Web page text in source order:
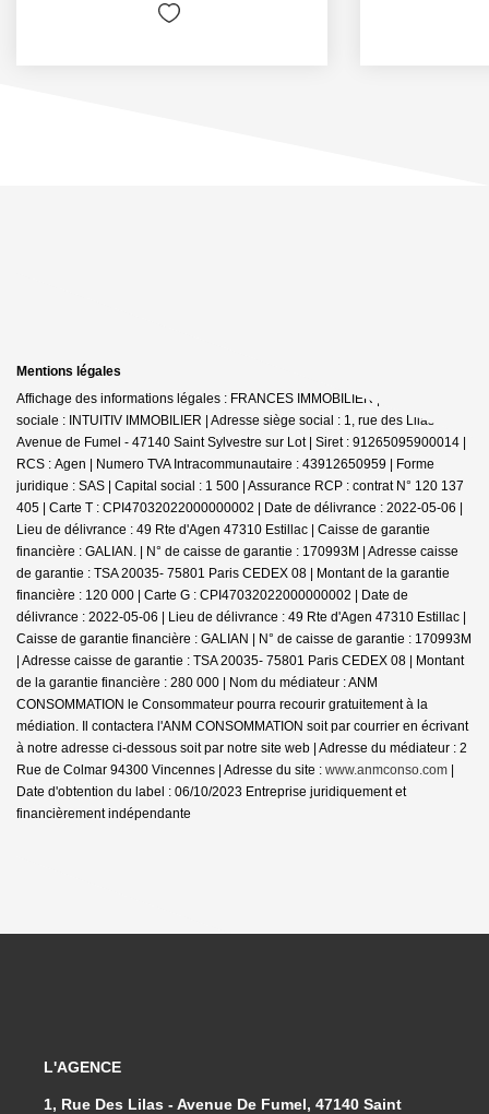
Mentions légales
Affichage des informations légales : FRANCES IMMOBILIER | Raison
sociale : INTUITIV IMMOBILIER | Adresse siège social : 1, rue des Lilas -
Avenue de Fumel - 47140 Saint Sylvestre sur Lot | Siret : 91265095900014 |
RCS : Agen | Numero TVA Intracommunautaire : 43912650959 | Forme
juridique : SAS | Capital social : 1 500 | Assurance RCP : contrat N° 120 137
405 | Carte T : CPI47032022000000002 | Date de délivrance : 2022-05-06 |
Lieu de délivrance : 49 Rte d'Agen 47310 Estillac | Caisse de garantie
financière : GALIAN. | N° de caisse de garantie : 170993M | Adresse caisse
de garantie : TSA 20035- 75801 Paris CEDEX 08 | Montant de la garantie
financière : 120 000 | Carte G : CPI47032022000000002 | Date de
délivrance : 2022-05-06 | Lieu de délivrance : 49 Rte d'Agen 47310 Estillac |
Caisse de garantie financière : GALIAN | N° de caisse de garantie : 170993M
| Adresse caisse de garantie : TSA 20035- 75801 Paris CEDEX 08 | Montant
de la garantie financière : 280 000 | Nom du médiateur : ANM
CONSOMMATION le Consommateur pourra recourir gratuitement à la
médiation. Il contactera l'ANM CONSOMMATION soit par courrier en écrivant
à notre adresse ci-dessous soit par notre site web | Adresse du médiateur : 2
Rue de Colmar 94300 Vincennes | Adresse du site : www.anmconso.com |
Date d'obtention du label : 06/10/2023 Entreprise juridiquement et
financièrement indépendante
L'AGENCE
1, Rue Des Lilas - Avenue De Fumel, 47140 Saint